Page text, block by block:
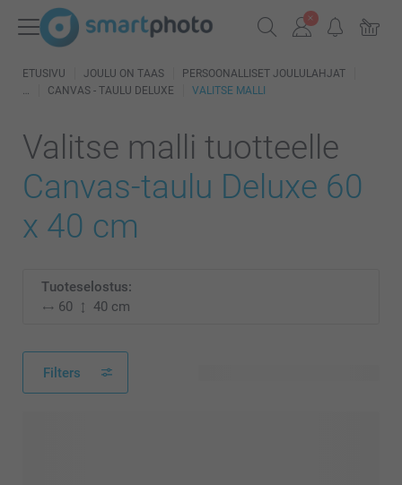
ETUSIVU JOULU ON TAAS
PERSOONALLISET JOULULAHJAT
CANVAS - TAULU DELUXE
VALITSE MALLI
Valitse malli tuotteelle
Canvas-taulu Deluxe 60
x 40 cm
Tuoteselostus:
60
40 cm
Filters